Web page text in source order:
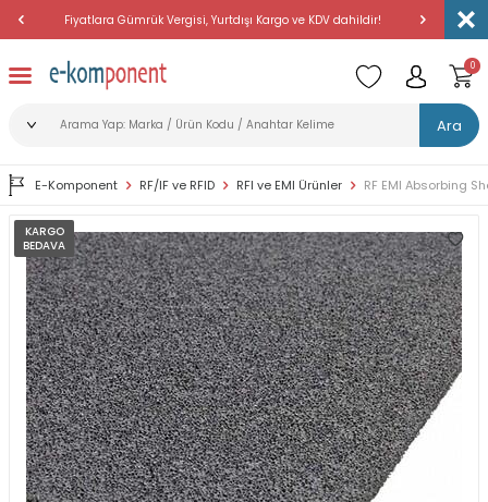
Fiyatlara Gümrük Vergisi, Yurtdışı Kargo ve KDV dahildir!
Ara
0
E-Komponent RF/IF ve RFID RFI ve EMI Ürünler RF EMI Absorbing
KARGO
BEDAVA